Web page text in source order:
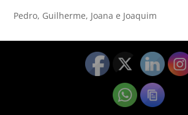
Pedro, Guilherme, Joana e Joaquim